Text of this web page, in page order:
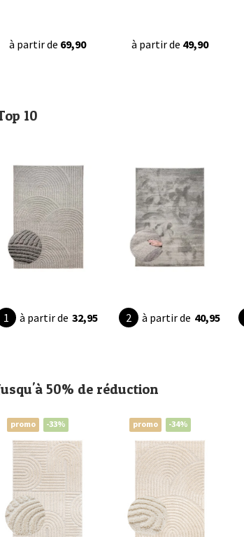
à partir de 69,90 à partir de 49,90
10
à partir de 32,95 à partir de 40,95
50% de réduction
promo -33% promo -34%